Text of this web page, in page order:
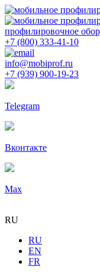
профилировочное
+7 (800) 333-41-10
info@mobiprof.ru
+7 (939) 900-19-23
Telegram
Вконтакте
Max
RU
RU
EN
FR